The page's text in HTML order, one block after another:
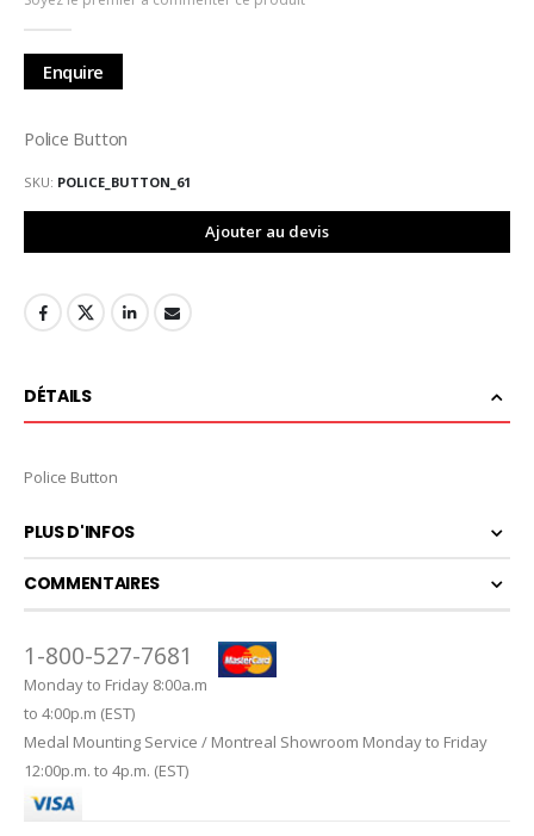
la
Galerie
d’images
Enquire
Police Button
SKU POLICE_BUTTON_61
Ajouter au devis
DÉTAILS
Police Button
PLUS D'INFOS
COMMENTAIRES
1-800-527-7681
Monday to Friday 8:00a.m
to 4:00p.m (EST)
Medal Mounting Service / Montreal Showroom Monday to Friday
12:00p.m. to 4p.m. (EST)